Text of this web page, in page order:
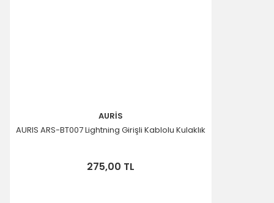
AURİS
AURIS ARS-BT007 Lightning Girişli Kablolu Kulaklık
275,00 TL